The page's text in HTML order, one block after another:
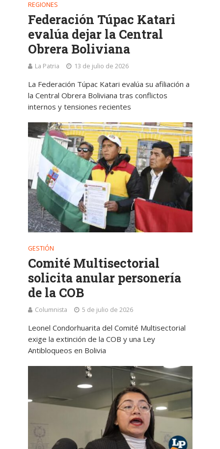
REGIONES
Federación Túpac Katari
evalúa dejar la Central
Obrera Boliviana
La Patria 13 de julio de 2026
La Federación Túpac Katari evalúa su afiliación a
la Central Obrera Boliviana tras conflictos
internos y tensiones recientes
GESTIÓN
Comité Multisectorial
solicita anular personería
de la COB
Columnista 5 de julio de 2026
Leonel Condorhuarita del Comité Multisectorial
exige la extinción de la COB y una Ley
Antibloqueos en Bolivia